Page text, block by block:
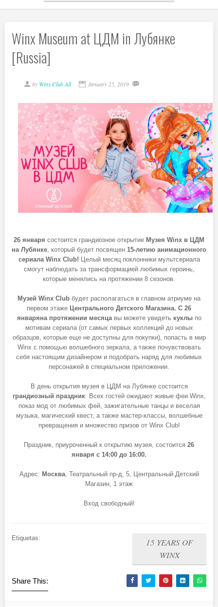
Winx Museum at ЦДМ in Лубянке
[Russia]
by Winx Club All January 25, 2019
26 января состоится грандиозное открытие Музея Winx в ЦДМ
на Лубянке, который будет посвящен 15-летию анимационного
сериала Winx Club! Целый месяц поклонники мультсериала
смогут наблюдать за трансформацией любимых героинь,
которые менялись на протяжении 8 сезонов.
Музей Winx Club будет располагаться в главном атриуме на
первом этаже Центрального Детского Магазина. С 26
январяна протяжении месяцавы можете увидеть куклыпо
мотивам сериала (от самых первых коллекций до новых
образцов, которые еще не доступны для покупки), попасть в мир
Winx с помощью волшебного зеркала, а также почувствовать
себя настоящим дизайнером и подобрать наряд для любимых
персонажей в специальном приложении.
В день открытия музея в ЦДМ на Лубянке состоится
грандиозный праздник. Всех гостей ожидают живые феи Winx,
показ мод от любимых фей, зажигательные танцы и веселая
музыка, магический квест, а также мастер-классы, волшебные
превращения и множество призов от Winx Club!
Праздник, приуроченный к открытию музея, состоится 26
января с 14:00 до 16:00.
Адрес: Москва, Театральный пр-д, 5, Центральный Детский
Магазин, 1 этаж
Вход свободный!
Etiquetas:
15 YEARS OF
WINX
Share This: